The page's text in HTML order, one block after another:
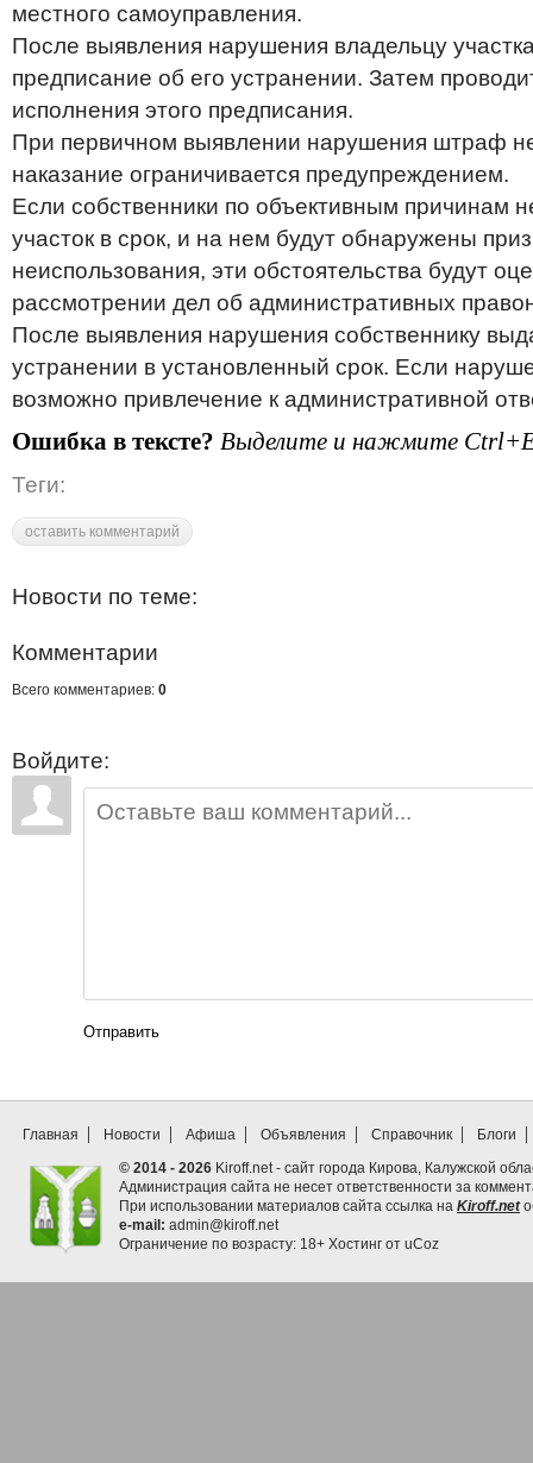
местного самоуправления.
После выявления нарушения владельцу
предписание об его устранении. Затем
исполнения этого предписания.
При первичном выявлении нарушения штраф
наказание ограничивается предупреждением.
Если собственники по объективным причинам
участок в срок, и на нем будут обнаружены
неиспользования, эти обстоятельства будут
рассмотрении дел об административных
После выявления нарушения собственнику
устранении в установленный срок. Если
возможно привлечение к административной
Ошибка в тексте? Выделите и нажмите
Теги:
оставить комментарий
Новости по теме:
Комментарии
Всего комментариев: 0
Войдите:
Отправить
Главная Новости Афиша Объявления Справочник
Блоги
© 2014 - 2026 Kiroff.net - сайт города Кирова, Калужской
Администрация сайта не несет ответственности за
При использовании материалов сайта ссылка на Kiroff.net
e-mail: admin@kiroff.net
Ограничение по возрасту: 18+ Хостинг от uCoz